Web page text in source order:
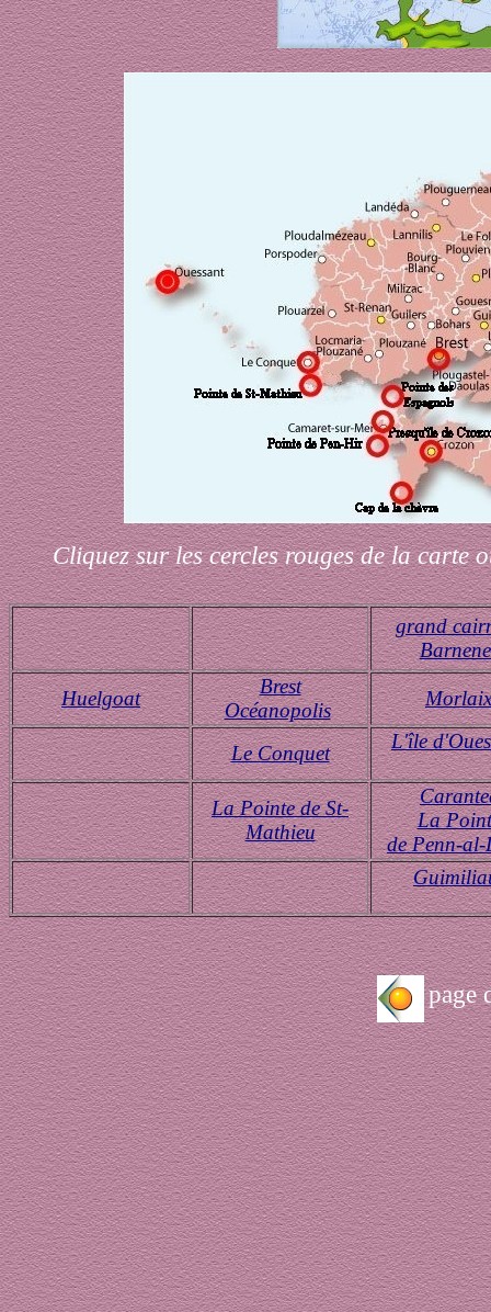
Cliquez sur les cercles rouges de la carte
grand
Huelgoat
Brest
Océanopolis
Morlaix
Le Conquet
L'île
La Pointe de St-
Mathieu
La
de Penn-
page